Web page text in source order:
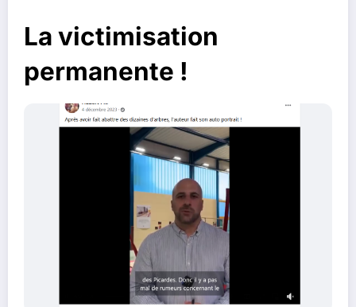
La victimisation
permanente !